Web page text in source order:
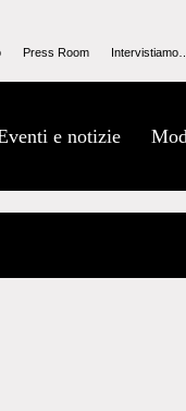
Press Room
e notizie